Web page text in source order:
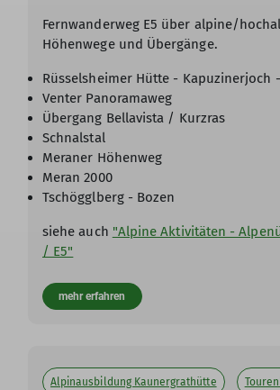
Fernwanderweg E5 über alpine/
Höhenwege und Übergänge.
Rüsselsheimer Hütte - Kapuzinerjoch
Venter Panoramaweg
Übergang Bellavista / Kurzras
Schnalstal
Meraner Höhenweg
Meran 2000
Tschögglberg - Bozen
siehe auch "Alpine Aktivitäten -
/ E5"
mehr erfahren
Alpinausbildung Kaunergrathütte